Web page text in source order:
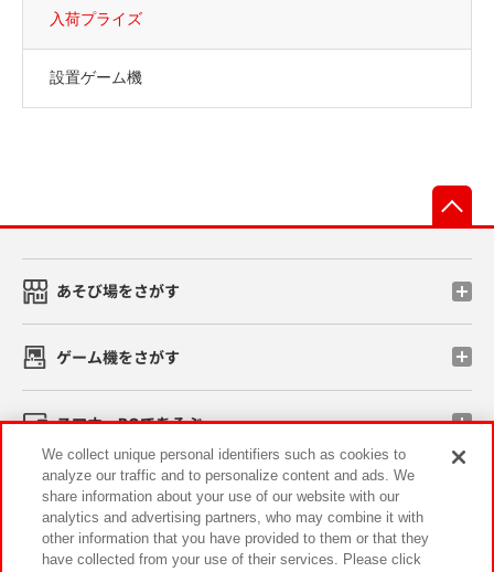
入荷プライズ
設置ゲーム機
あそび場をさがす
ゲーム機をさがす
スマホ・PCであそぶ
イベント・キャンペーン
We collect unique personal identifiers such as cookies to
analyze our traffic and to personalize content and ads. We
share information about your use of our website with our
analytics and advertising partners, who may combine it with
other information that you have provided to them or that they
have collected from your use of their services. Please click